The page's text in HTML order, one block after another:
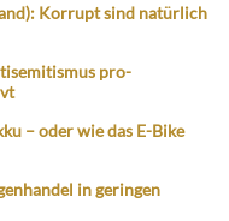
Korrupt sind natürlich
pro-
– oder wie das E-Bike
in geringen